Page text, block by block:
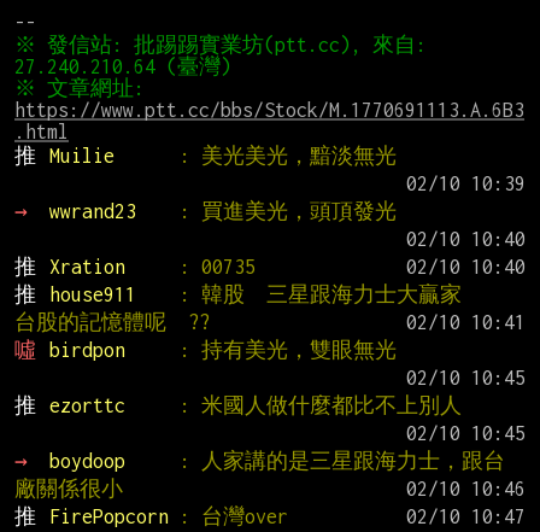
※ 發信站: 批踢踢實業坊(ptt.cc), 來自:
https://www.ptt.cc/bbs/Stock/M.1770691113.A.6B3
.html
推
Muilie
: 美光美光，黯淡無光
→
wwrand23
: 買進美光，頭頂發光
推
Xration : 00735
推
house911
: 韓股  三星跟海力士大贏家
台股的記憶體呢  ??
噓
birdpon
: 持有美光，雙眼無光
推
ezorttc
: 米國人做什麼都比不上別人
→
boydoop
: 人家講的是三星跟海力士，跟台
廠關係很小
推
FirePopcorn : 台灣over